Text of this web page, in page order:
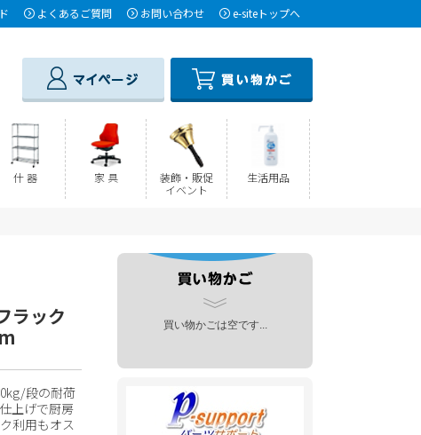
よくあるご質問 お問い合わせ e-siteトップへ
什 器 家 具
装飾・販促
イベント
生活用品
ラック
段の耐荷
上げで厨房
利用もオス
買い物かごは空です...